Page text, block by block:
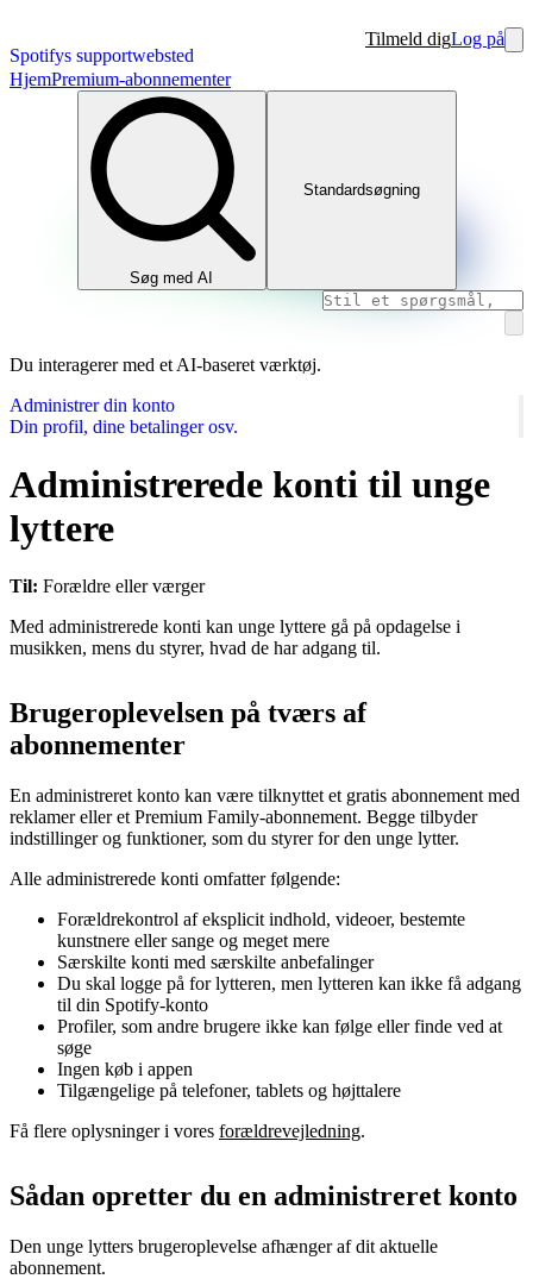
Spotifys supportwebsted
Tilmeld digLog på
HjemPremium-abonnementer
Søg med AI
Standardsøgning
Du interagerer med et AI-baseret værktøj.
Administrer din konto
Din profil, dine betalinger osv.
Administrerede konti til unge
lyttere
Til: Forældre eller værger
Med administrerede konti kan unge lyttere gå på opdagelse i
musikken, mens du styrer, hvad de har adgang til.
Brugeroplevelsen på tværs af
abonnementer
En administreret konto kan være tilknyttet et gratis abonnement med
reklamer eller et Premium Family-abonnement. Begge tilbyder
indstillinger og funktioner, som du styrer for den unge lytter.
Alle administrerede konti omfatter følgende:
Forældrekontrol af eksplicit indhold, videoer, bestemte
kunstnere eller sange og meget mere
Særskilte konti med særskilte anbefalinger
Du skal logge på for lytteren, men lytteren kan ikke få adgang
til din Spotify-konto
Profiler, som andre brugere ikke kan følge eller finde ved at
søge
Ingen køb i appen
Tilgængelige på telefoner, tablets og højttalere
Få flere oplysninger i vores forældrevejledning.
Sådan opretter du en administreret konto
Den unge lytters brugeroplevelse afhænger af dit aktuelle
abonnement.